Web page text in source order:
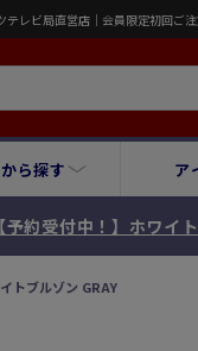
レビ局直営店｜会員限定初回ご
ら探す ア
【予約受付中！】ホワイ
トブルゾン GRAY